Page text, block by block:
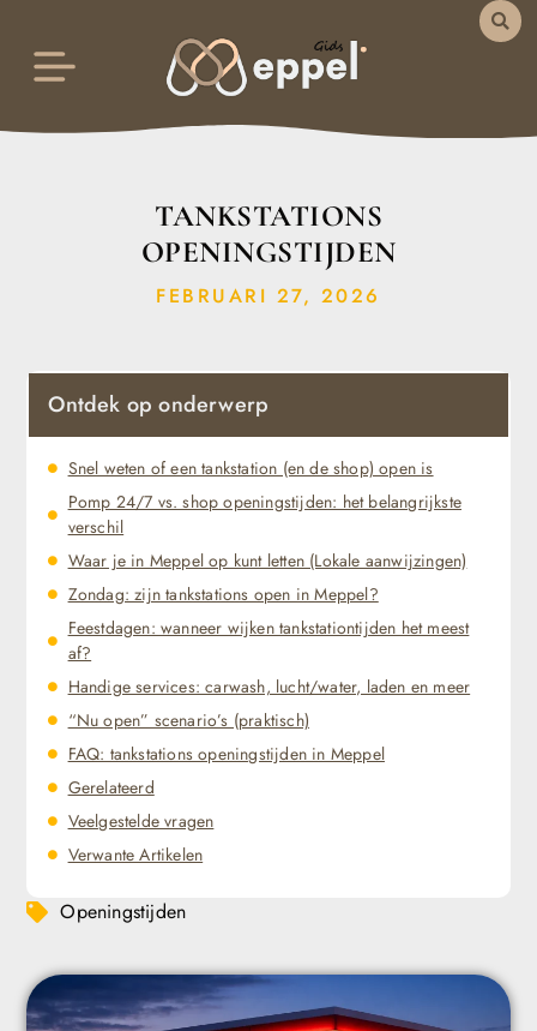
TANKSTATIONS
OPENINGSTIJDEN
FEBRUARI 27, 2026
Ontdek op onderwerp
Snel weten of een tankstation (en de shop) open is
Pomp 24/7 vs. shop openingstijden: het belangrijkste
verschil
Waar je in Meppel op kunt letten (Lokale aanwijzingen)
Zondag: zijn tankstations open in Meppel?
Feestdagen: wanneer wijken tankstationtijden het meest
af?
Handige services: carwash, lucht/water, laden en meer
“Nu open” scenario’s (praktisch)
FAQ: tankstations openingstijden in Meppel
Gerelateerd
Veelgestelde vragen
Verwante Artikelen
Openingstijden